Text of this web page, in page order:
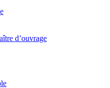
d’ouvrage